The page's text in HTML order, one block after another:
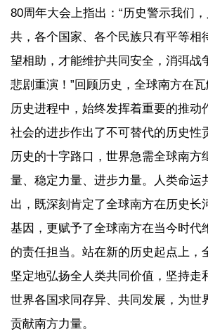
80周年大会上指出：“历史警示我们
共，各个国家、各个民族只有平等相
望相助，才能维护共同安全，消弭战
悲剧重演！”回顾历史，全球南方在
历史进程中，始终发挥着重要的推动
社会的进步作出了不可替代的历史性
历史的十字路口，世界急需全球南方
量、稳定力量、进步力量。人类命运
出，既深刻肯定了全球南方在历史长
基因，更赋予了全球南方在当今时代
的责任担当。站在新的历史起点上，
坚定地弘扬全人类共同价值，坚持走
世界各国求同存异、共同发展，为世
贡献南方力量。